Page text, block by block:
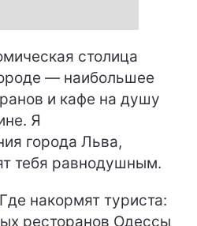
столица
— наибольшее
и кафе на душу
Я
города Льва,
тебя равнодушным.
Где накормят туриста:
ресторанов Одессы